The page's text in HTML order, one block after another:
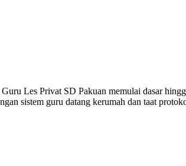
Les Privat SD Pakuan memulai dasar
sistem guru datang kerumah dan taat